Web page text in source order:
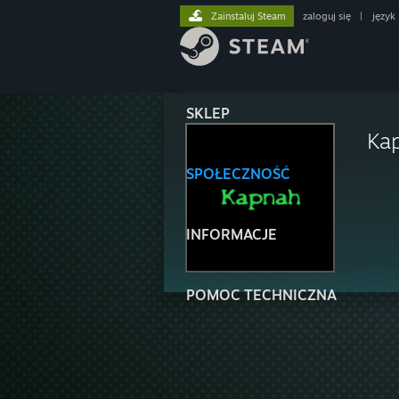
SKLEP
SPOŁECZNOŚĆ
INFORMACJE
POMOC TECHNICZNA
Zainstaluj Steam zaloguj się język